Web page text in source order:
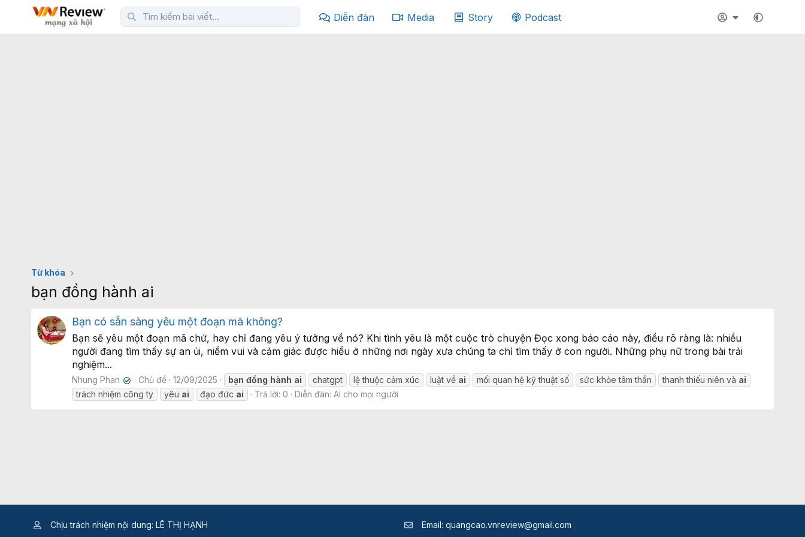
Diễn đàn Media Story Podcast
Từ khóa
bạn đồng hành ai
Bạn có sẵn sàng yêu một đoạn mã không?
Bạn sẽ yêu một đoạn mã chứ, hay chỉ đang yêu ý tưởng về nó? Khi tình yêu là một cuộc trò chuyện Đọc xong báo cáo này, điều rõ ràng là: nhiều
người đang tìm thấy sự an ủi, niềm vui và cảm giác được hiểu ở những nơi ngày xưa chúng ta chỉ tìm thấy ở con người. Những phụ nữ trong bài trải
nghiệm...
Nhung Phan ✔ Chủ đề 12/09/2025 bạn đồng hành ai chatgpt lệ thuộc cảm xúc luật về ai mối quan hệ kỹ thuật số sức khỏe tâm thần thanh thiếu niên và ai
trách nhiệm công ty
yêu ai đạo đức ai Trả lời: 0 Diễn đàn: AI cho mọi người
Chịu trách nhiệm nội dung: LÊ THỊ HẠNH Email: quangcao.vnreview@gmail.com